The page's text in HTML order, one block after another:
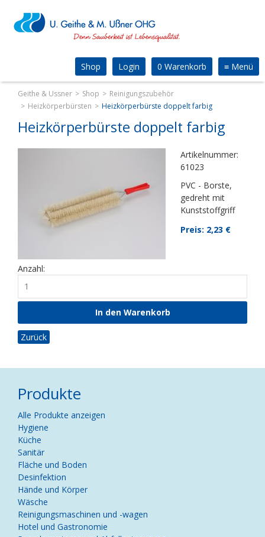
≡ Menü
0 Warenkorb
Login
Shop
Geithe & Ussner Shop
Reinigungszubehör
Heizkörperbürsten
Heizkörperbürste doppelt farbig
Heizkörperbürste doppelt farbig
Artikelnummer:
61023
PVC - Borste,
gedreht mit
Kunststoffgriff
Preis: 2,23 €
Anzahl:
Zurück
Produkte
Navigation
überspringen
Alle Produkte anzeigen
Hygiene
Küche
Sanitär
Fläche und Boden
Desinfektion
Hände und Körper
Wäsche
Reinigungsmaschinen und -wagen
Hotel und Gastronomie